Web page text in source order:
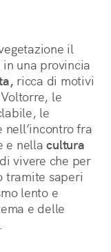
il
in una provincia
ricca di motivi
le
le
nell’incontro fra
e nella cultura
vivere che per
tramite saperi
lento e
e delle